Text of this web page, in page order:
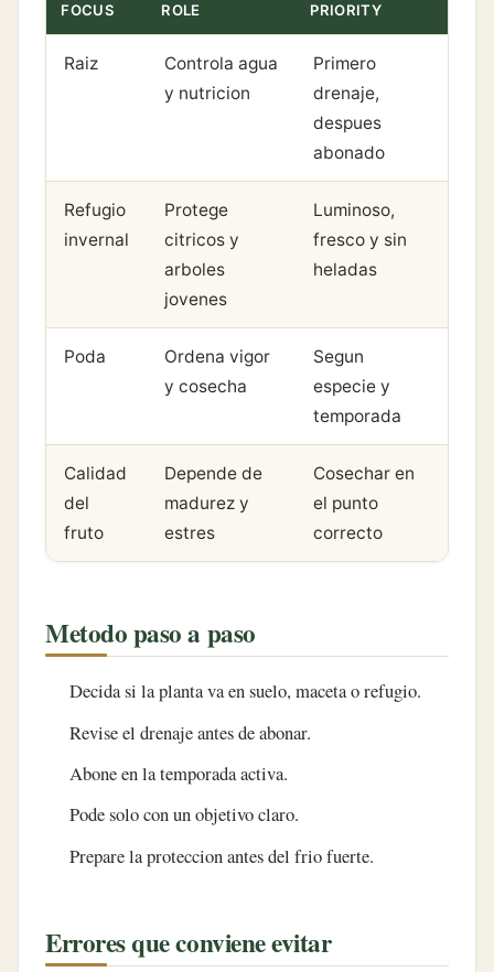
FOCUS ROLE PRIORITY
Raiz
Controla agua
y nutricion
Primero
drenaje,
despues
abonado
Refugio
invernal
Protege
citricos y
arboles
jovenes
Luminoso,
fresco y sin
heladas
Poda
Ordena vigor
y cosecha
Segun
especie y
temporada
Calidad
del
fruto
Depende de
madurez y
estres
Cosechar en
el punto
correcto
Metodo paso a paso
Decida si la planta va en suelo, maceta o refugio.
Revise el drenaje antes de abonar.
Abone en la temporada activa.
Pode solo con un objetivo claro.
Prepare la proteccion antes del frio fuerte.
Errores que conviene evitar